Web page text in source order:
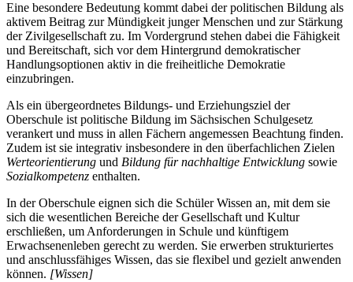
Eine besondere Bedeutung kommt dabei der politischen Bildung als
aktivem Beitrag zur Mündigkeit junger Menschen und zur Stärkung
der Zivilgesellschaft zu. Im Vordergrund stehen dabei die Fähigkeit
und Bereitschaft, sich vor dem Hintergrund demokratischer
Handlungsoptionen aktiv in die freiheitliche Demokratie
einzubringen.
Als ein übergeordnetes Bildungs- und Erziehungsziel der
Oberschule ist politische Bildung im Sächsischen Schulgesetz
verankert und muss in allen Fächern angemessen Beachtung finden.
Zudem ist sie integrativ insbesondere in den überfachlichen Zielen
Werteorientierung und Bildung für nachhaltige Entwicklung sowie
Sozialkompetenz enthalten.
In der Oberschule eignen sich die Schüler Wissen an, mit dem sie
sich die wesentlichen Bereiche der Gesellschaft und Kultur
erschließen, um Anforderungen in Schule und künftigem
Erwachsenenleben gerecht zu werden. Sie erwerben strukturiertes
und anschlussfähiges Wissen, das sie flexibel und gezielt anwenden
können. [Wissen]